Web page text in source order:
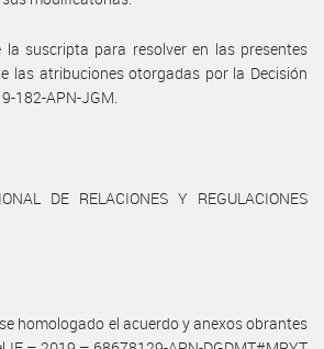
la suscripta para resolver en las presentes
las atribuciones otorgadas por la Decisión
182-APN-JGM.
DE RELACIONES Y REGULACIONES
homologado el acuerdo y anexos obrantes